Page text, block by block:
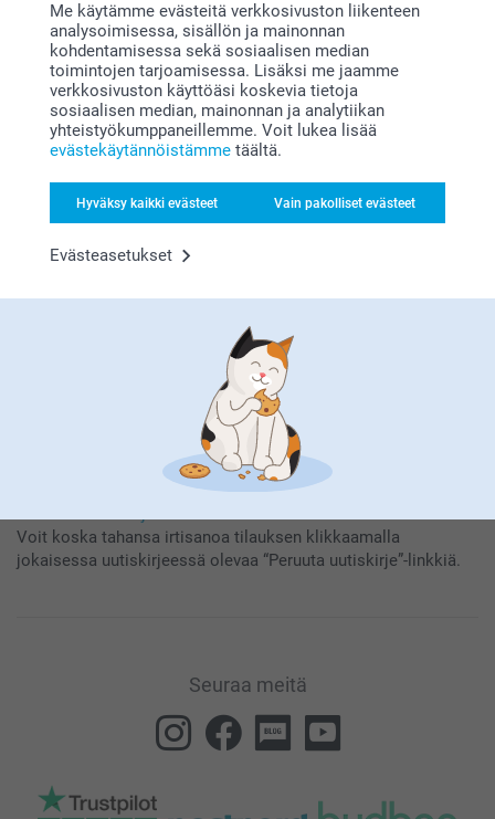
Me käytämme evästeitä verkkosivuston liikenteen
analysoimisessa, sisällön ja mainonnan
kohdentamisessa sekä sosiaalisen median
toimintojen tarjoamisessa. Lisäksi me jaamme
verkkosivuston käyttöäsi koskevia tietoja
sosiaalisen median, mainonnan ja analytiikan
yhteistyökumppaneillemme. Voit lukea lisää
evästekäytännöistämme täältä.
Hyväksy kaikki evästeet Vain pakolliset evästeet
Evästeasetukset
Tilaa uutiskirje
Kirjoita sähköpostiosoitteesi tähän
Rekisteröidy
Tilaamalla uutiskirjeemme saat tietoa tuotteistamme ja
erikoistarjouksistamme, ja hyväksyt näin
Voit koska tahansa irtisanoa tilauksen klikkaamalla
jokaisessa uutiskirjeessä olevaa “Peruuta uutiskirje”-linkkiä.
Seuraa meitä